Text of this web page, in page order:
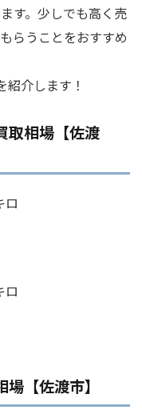
す。少しでも高く売
らうことをおすすめ
介します！
取相場【佐渡
ロ
ロ
【佐渡市】